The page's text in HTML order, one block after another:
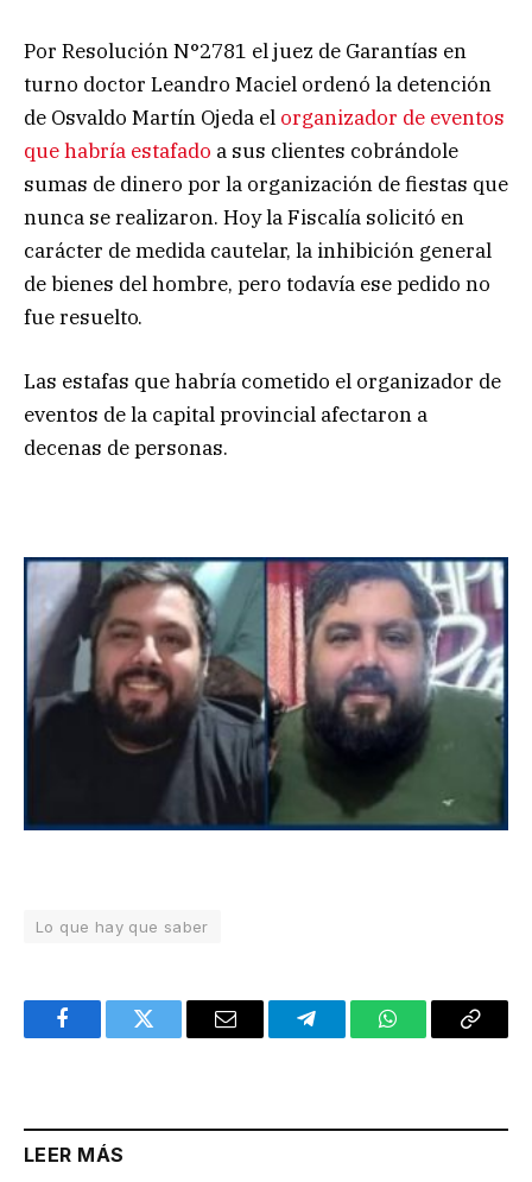
Por Resolución N°2781 el juez de Garantías en
turno doctor Leandro Maciel ordenó la detención
de Osvaldo Martín Ojeda el organizador de eventos
que habría estafado a sus clientes cobrándole
sumas de dinero por la organización de fiestas que
nunca se realizaron. Hoy la Fiscalía solicitó en
carácter de medida cautelar, la inhibición general
de bienes del hombre, pero todavía ese pedido no
fue resuelto.
Las estafas que habría cometido el organizador de
eventos de la capital provincial afectaron a
decenas de personas.
Lo que hay que saber
FacebookTwitter Email TelegramWhatsAppCopy
LEER MÁS